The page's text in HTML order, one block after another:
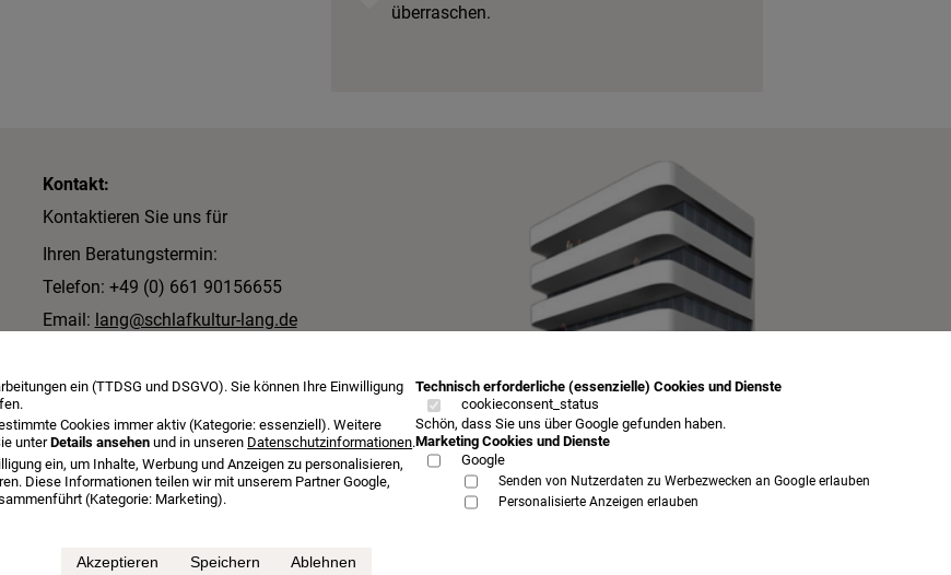
überraschen.
Kontakt:
Kontaktieren Sie uns für
Ihren Beratungstermin:
Telefon: +49 (0) 661 90156655
Email: lang@schlafkultur-lang.de
Inh. Lutz Allister Lang
Dalbergstraße 2-4
36037 Fulda
Beratungstermin Probeschlafen
ein (TTDSG und DSGVO). Sie können Ihre Einwilligung
Cookies immer aktiv (Kategorie: essenziell). Weitere
unterDetails ansehen und in unseren Datenschutzinformationen.
ein, um Inhalte, Werbung und Anzeigen zu personalisieren,
Diese Informationen teilen wir mit unserem Partner Google,
(Kategorie: Marketing).
Technisch erforderliche (essenzielle) Cookies und Dienste
cookieconsent_status
Schön, dass Sie uns über Google gefunden haben.
Marketing Cookies und Dienste
Google
Senden von Nutzerdaten zu Werbezwecken an Google erlauben
Personalisierte Anzeigen erlauben
Akzeptieren Speichern Ablehnen